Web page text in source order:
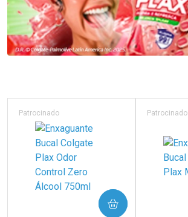
Patrocinado
COMPRAR
Patrocinado